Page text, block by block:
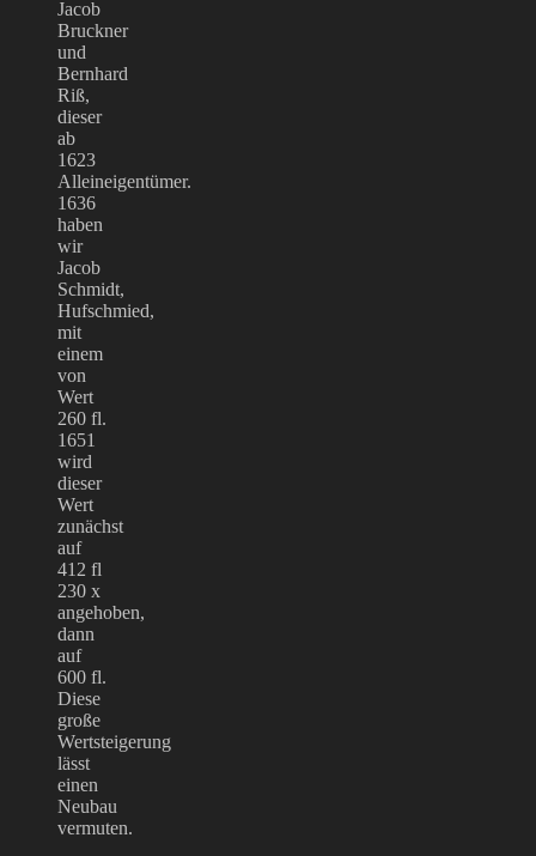
Jacob
Bruckner
und
Bernhard
Riß,
dieser
ab
1623
Alleineigentümer.
1636
haben
wir
Jacob
Schmidt,
Hufschmied,
mit
einem
von
Wert
260 fl.
1651
wird
dieser
Wert
zunächst
auf
412 fl
230 x
angehoben,
dann
auf
600 fl.
Diese
große
Wertsteigerung
lässt
einen
Neubau
vermuten.